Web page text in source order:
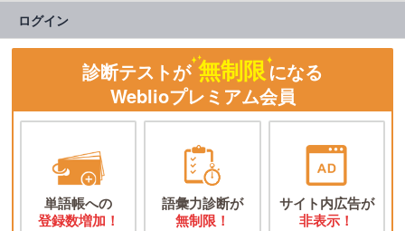
ログイン
診断テストが 無制限になる
Weblioプレミアム会員
単語帳への
登録数増加！
語彙力診断が
無制限！
サイト内広告が
非表示！